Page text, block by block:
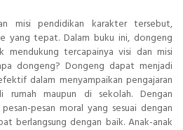
misi pendidikan karakter tersebut,
yang tepat. Dalam buku ini, dongeng
mendukung tercapainya visi dan misi
dongeng? Dongeng dapat menjadi
dalam menyampaikan pengajaran
rumah maupun di sekolah. Dengan
pesan moral yang sesuai dengan
berlangsung dengan baik. Anak-anak